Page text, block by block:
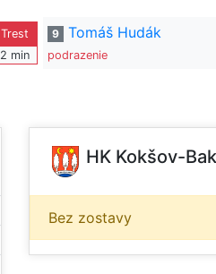
Trest
2 min
9 Tomáš Hudák
podrazenie
HK Kokšov-
Bez zostavy